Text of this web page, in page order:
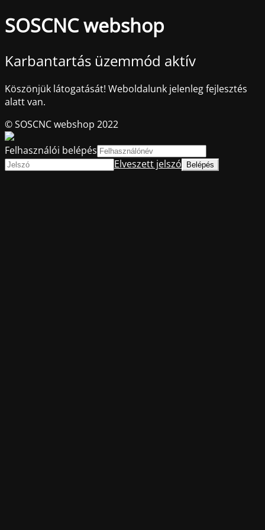
SOSCNC webshop
Karbantartás üzemmód aktív
Köszönjük látogatását! Weboldalunk jelenleg fejlesztés
alatt van.
© SOSCNC webshop 2022
Felhasználói belépés
Elveszett jelszó